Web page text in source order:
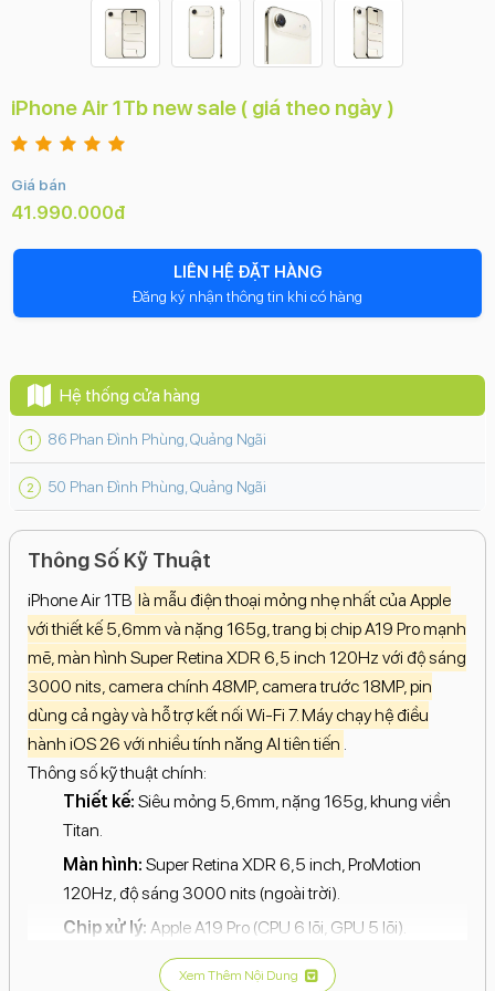
iPhone Air 1Tb new sale ( giá theo ngày )
Giá bán
41.990.000đ
LIÊN HỆ ĐẶT HÀNG
Đăng ký nhận thông tin khi có hàng
Hệ thống cửa hàng
86 Phan Đình Phùng, Quảng Ngãi
50 Phan Đình Phùng, Quảng Ngãi
Thông Số Kỹ Thuật
iPhone Air 1TB là mẫu điện thoại mỏng nhẹ nhất của Apple
với thiết kế 5,6mm và nặng 165g, trang bị chip A19 Pro mạnh
mẽ, màn hình Super Retina XDR 6,5 inch 120Hz với độ sáng
3000 nits, camera chính 48MP, camera trước 18MP, pin
dùng cả ngày và hỗ trợ kết nối Wi-Fi 7. Máy chạy hệ điều
hành iOS 26 với nhiều tính năng AI tiên tiến .
Thông số kỹ thuật chính:
Thiết kế: Siêu mỏng 5,6mm, nặng 165g, khung viền
Titan.
Màn hình: Super Retina XDR 6,5 inch, ProMotion
120Hz, độ sáng 3000 nits (ngoài trời).
Chip xử lý: Apple A19 Pro (CPU 6 lõi, GPU 5 lõi).
RAM 12GB, dung lượng lưu trữ 1TB.
Xem Thêm Nội Dung